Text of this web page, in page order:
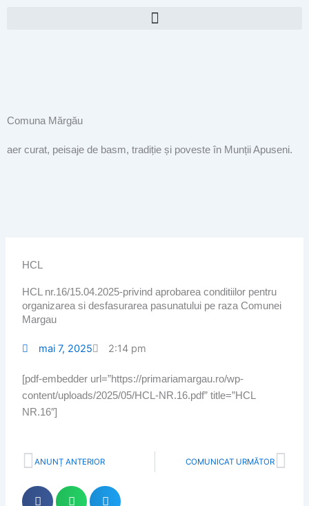
Comuna Mărgău
aer curat, peisaje de basm, tradiție și poveste în Munții Apuseni.
HCL
HCL nr.16/15.04.2025-privind aprobarea conditiilor pentru
organizarea si desfasurarea pasunatului pe raza Comunei
Margau
mai 7, 2025 2:14 pm
[pdf-embedder url=”https://primariamargau.ro/wp-
content/uploads/2025/05/HCL-NR.16.pdf” title=”HCL
NR.16″]
Prev
ANUNȚ ANTERIOR COMUNICAT URMĂTOR